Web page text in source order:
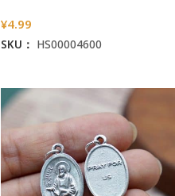
¥4.99
SKU： HS00004600